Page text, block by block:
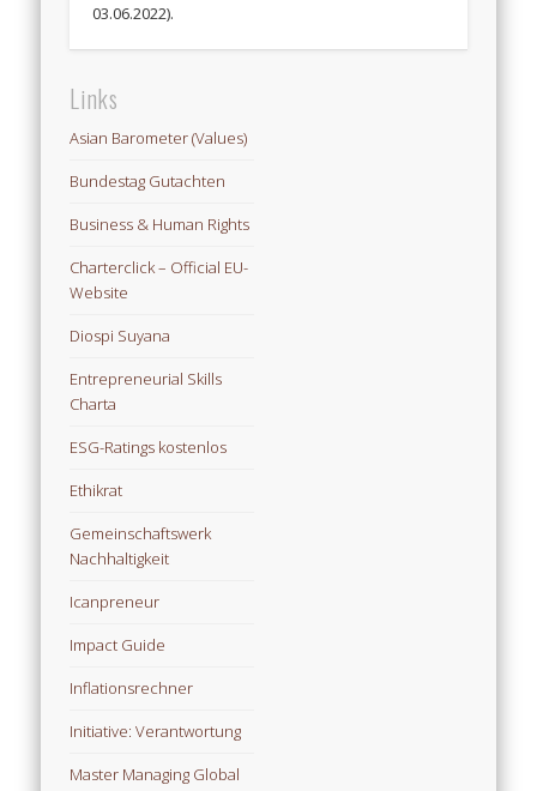
03.06.2022).
Links
Asian Barometer (Values)
Bundestag Gutachten
Business & Human Rights
Charterclick – Official EU-
Website
Diospi Suyana
Entrepreneurial Skills
Charta
ESG-Ratings kostenlos
Ethikrat
Gemeinschaftswerk
Nachhaltigkeit
Icanpreneur
Impact Guide
Inflationsrechner
Initiative: Verantwortung
Master Managing Global